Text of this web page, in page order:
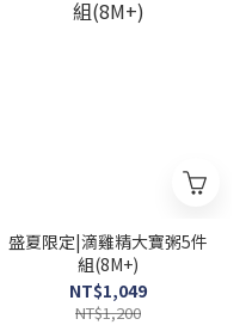
盛夏限定|滴雞精大寶粥5件
組(8M+)
NT$1,049
NT$1,200